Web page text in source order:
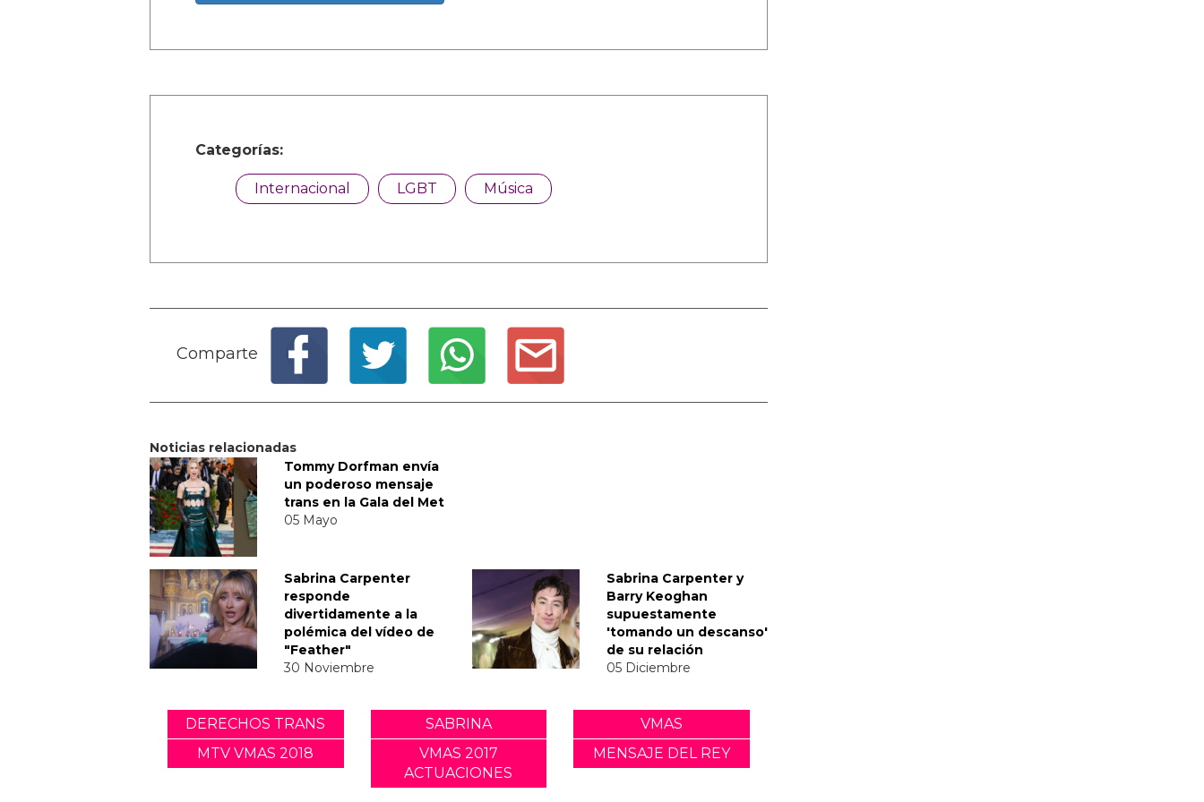
Categorías:
Internacional LGBT Música
Comparte
Noticias relacionadas
Tommy Dorfman envía
un poderoso mensaje
trans en la Gala del Met
05 Mayo
Sabrina Carpenter
responde
divertidamente a la
polémica del vídeo de
"Feather"
30 Noviembre
Sabrina Carpenter y
Barry Keoghan
supuestamente
'tomando un descanso'
de su relación
05 Diciembre
DERECHOS TRANS SABRINA
VMAS
MTV VMAS 2018
VMAS 2017
ACTUACIONES
MENSAJE DEL REY